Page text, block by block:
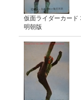
仮面ライダーカー
明朝版